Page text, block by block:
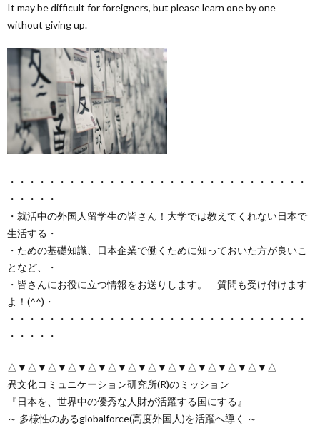
It may be difficult for foreigners, but please learn one by one
without giving up.
・・・・・・・・・・・・・・・・・・・・・・・・・・・・・・
・・・・・
・就活中の外国人留学生の皆さん！大学では教えてくれない日本で
生活する・
・ための基礎知識、日本企業で働くために知っておいた方が良いこ
となど、・
・皆さんにお役に立つ情報をお送りします。 質問も受け付けます
よ！(^^)・
・・・・・・・・・・・・・・・・・・・・・・・・・・・・・・
・・・・・
△▼△▼△▼△▼△▼△▼△▼△▼△▼△▼△▼△▼△▼△
異文化コミュニケーション研究所(R)のミッション
『日本を、世界中の優秀な人財が活躍する国にする』
～ 多様性のあるglobalforce(高度外国人)を活躍へ導く ～